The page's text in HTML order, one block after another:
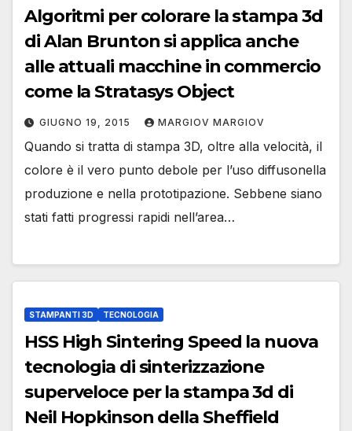
Algoritmi per colorare la stampa 3d
di Alan Brunton si applica anche
alle attuali macchine in commercio
come la Stratasys Object
GIUGNO 19, 2015 MARGIOV MARGIOV
Quando si tratta di stampa 3D, oltre alla velocità, il
colore è il vero punto debole per l’uso diffusonella
produzione e nella prototipazione. Sebbene siano
stati fatti progressi rapidi nell’area…
STAMPANTI 3D TECNOLOGIA
HSS High Sintering Speed la nuova
tecnologia di sinterizzazione
superveloce per la stampa 3d di
Neil Hopkinson della Sheffield